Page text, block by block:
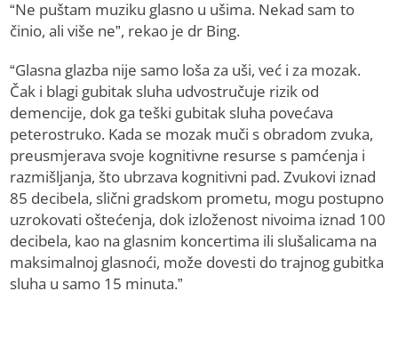
“Ne puštam muziku glasno u ušima. Nekad sam to
činio, ali više ne”, rekao je dr Bing.
“Glasna glazba nije samo loša za uši, već i za mozak.
Čak i blagi gubitak sluha udvostručuje rizik od
demencije, dok ga teški gubitak sluha povećava
peterostruko. Kada se mozak muči s obradom zvuka,
preusmjerava svoje kognitivne resurse s pamćenja i
razmišljanja, što ubrzava kognitivni pad. Zvukovi iznad
85 decibela, slični gradskom prometu, mogu postupno
uzrokovati oštećenja, dok izloženost nivoima iznad 100
decibela, kao na glasnim koncertima ili slušalicama na
maksimalnoj glasnoći, može dovesti do trajnog gubitka
sluha u samo 15 minuta.”